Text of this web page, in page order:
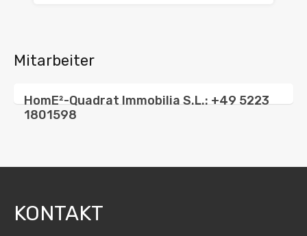
Mitarbeiter
HomE²-Quadrat Immobilia S.L.: +49 5223
1801598
KONTAKT